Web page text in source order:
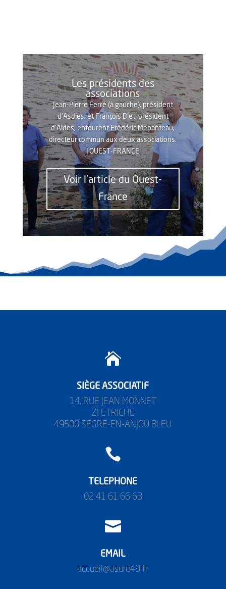
Les présidents des
associations
Jean-Pierre Ferré (à gauche), président
d’Asdies, et François Blet, président
d’Aides, entourent Frédéric Menanteau,
directeur commun aux deux associations.
|OUEST-FRANCE
Voir l'article du Ouest-
France

SIÈGE ASSOCIATIF
14, RUE JEAN MONNET
ZI ETRICHE
49500 SEGRE-EN-ANJOU BLEU

TELEPHONE
02 41 61 66 63

EMAIL
accueil@asure49.fr